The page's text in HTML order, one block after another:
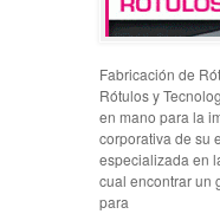
Fabricación de
Rótulos y
en mano para la
corporativa de su
especializada en
cual encontrar un
para